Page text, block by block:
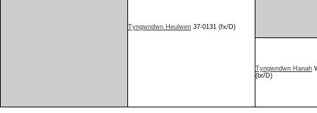
Tyngwndwn Heulwen 37-0131 (fx/D)
Tyngwndwn Hanah
(br/D)